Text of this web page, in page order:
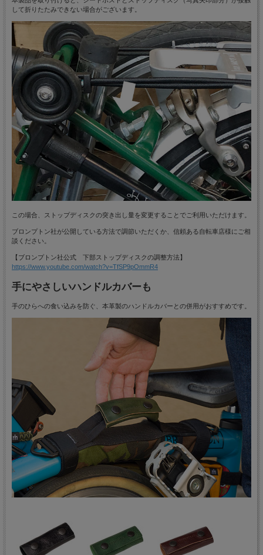
して折りたたみできない場合がございます。
この場合、ストップディスクの突き出し量を変更することでご利用いただけます。
ブロンプトン社が公開している方法で調節いただくか、信頼ある自転車店様にご相
談ください。
【ブロンプトン社公式 下部ストップディスクの調整方法】
https://www.youtube.com/watch?v=TfSP9pOmmR4
手にやさしいハンドルカバーも
手のひらへの食い込みを防ぐ、本革製のハンドルカバーとの併用がおすすめです。